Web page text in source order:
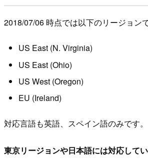
2018/07/06 時点では以下のリージョン
US East (N. Virginia)
US East (Ohio)
US West (Oregon)
EU (Ireland)
対応言語も英語、スペイン語のみです。
東京リージョンや日本語には対応して